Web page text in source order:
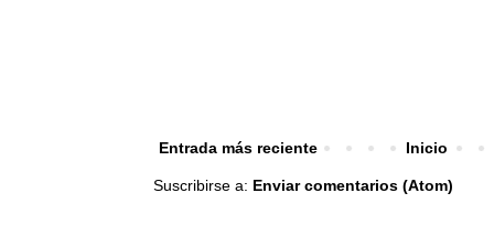
Entrada más reciente Inicio
Suscribirse a: Enviar comentarios (Atom)